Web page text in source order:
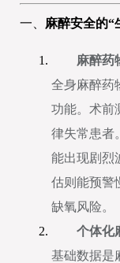
一、 麻醉安全的“
麻醉药
全身麻醉药
功能。术前
律失常患者
能出现剧烈
估则能预警
缺氧风险。
个体化
基础数据是